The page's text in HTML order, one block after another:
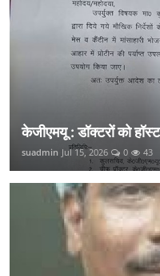
केजीएमयू : डॉक्टरों को
suadmin Jul 15, 2026 0 43